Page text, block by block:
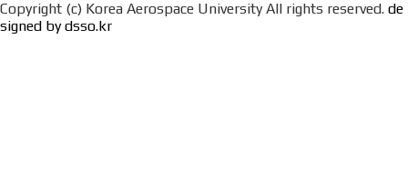
Copyright (c) Korea Aerospace University All rights reserved. de
signed by dsso.kr